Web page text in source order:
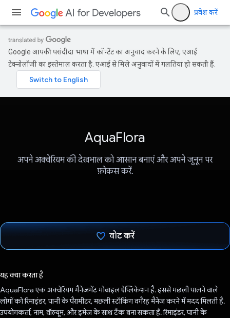
प्रवेश करें
Google आपकी पसंदीदा भाषा में कॉन्टेंट का अनुवाद करने के लिए, एआई
टेक्नोलॉजी का इस्तेमाल करता है. एआई से मिले अनुवादों में गलतियां हो सकती हैं.
AquaFlora
अपने अक्वेरियम की देखभाल को आसान बनाएं और अपने जुनून पर
फ़ोकस करें.
वोट करें
यह क्या करता है
AquaFlora एक अक्वेरियम मैनेजमेंट मोबाइल ऐप्लिकेशन है. इससे मछली पालने वाले
लोगों को रिमाइंडर, पानी के पैरामीटर, मछली स्टॉकिंग वगैरह मैनेज करने में मदद मिलती है.
उपयोगकर्ता, नाम, वॉल्यूम, और इमेज के साथ टैंक बना सकता है. रिमाइंडर, पानी के